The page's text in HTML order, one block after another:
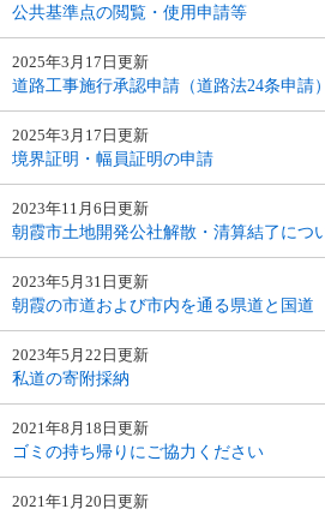
公共基準点の閲覧・使用申請等
2025年3月17日更新
道路工事施行承認申請（道路法24条申請）
2025年3月17日更新
境界証明・幅員証明の申請
2023年11月6日更新
朝霞市土地開発公社解散・清算結了につ
2023年5月31日更新
朝霞の市道および市内を通る県道と国道
2023年5月22日更新
私道の寄附採納
2021年8月18日更新
ゴミの持ち帰りにご協力ください
2021年1月20日更新